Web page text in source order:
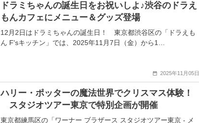
ドラミちゃんの誕生日をお祝いしよ♪渋谷のドラえ
もんカフェにメニュー＆グッズ登場
12月2日はドラミちゃんの誕生日！ 東京都渋谷区の「ドラえも
ん F'sキッチン」では、2025年11月7日（金）から1…
2025年11月05日
ハリー・ポッターの魔法世界でクリスマス体験！
スタジオツアー東京で特別企画が開催
東京都練馬区の「ワーナー ブラザース スタジオツアー東京 - メ